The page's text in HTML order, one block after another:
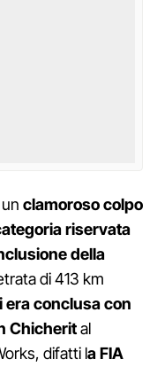
clamoroso colpo
riservata
della
di 413 km
era conclusa con
Chicherital
difatti la FIA